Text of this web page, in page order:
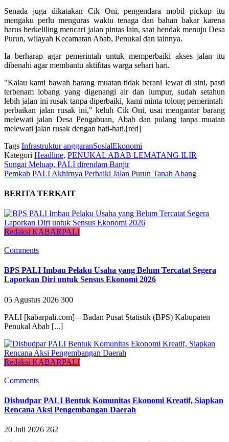
Senada juga dikatakan Cik Oni, pengendara mobil pickup itu
mengaku perlu menguras waktu tenaga dan bahan bakar karena
harus berkeliling mencari jalan pintas lain, saat hendak menuju Desa
Purun, wilayah Kecamatan Abab, Penukal dan lainnya.
Ia berharap agar pemerintah untuk memperbaiki akses jalan itu
dibenahi agar membantu aktifitas warga sehari hari.
"Kalau kami bawah barang muatan tidak berani lewat di sini, pasti
terbenam lobang yang digenangi air dan lumpur, sudah setahun
lebih jalan ini rusak tanpa diperbaiki, kami minta tolong pemerintah
perbaikan jalan rusak ini," keluh Cik Oni, usai mengantar barang
melewati jalan Desa Pengabuan, Abab dan pulang tanpa muatan
melewati jalan rusak dengan hati-hati.[red]
Tags InfrastrukturanggaranSosialEkonomi
Kategori Headline, PENUKAL ABAB LEMATANG ILIR
Sungai Meluap, PALI direndam Banjir
Pemkab PALI Akhirnya Perbaiki Jalan Purun Tanah Abang
BERITA TERKAIT
Redaksi KABARPALI
Comments
BPS PALI Imbau Pelaku Usaha yang Belum Tercatat Segera
Laporkan Diri untuk Sensus Ekonomi 2026
05 Agustus 2026 300
PALI [kabarpali.com] – Badan Pusat Statistik (BPS) Kabupaten
Penukal Abab [...]
Redaksi KABARPALI
Comments
Disbudpar PALI Bentuk Komunitas Ekonomi Kreatif, Siapkan
Rencana Aksi Pengembangan Daerah
20 Juli 2026 262